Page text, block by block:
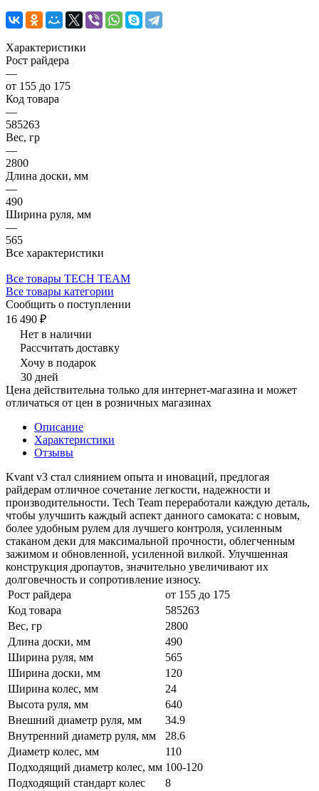
Характеристики
Рост райдера
—
от 155 до 175
Код товара
—
585263
Вес, гр
—
2800
Длина доски, мм
—
490
Ширина руля, мм
—
565
Все характеристики
Все товары TECH TEAM
Все товары категории
Сообщить о поступлении
16 490 ₽
Нет в наличии
Рассчитать доставку
Хочу в подарок
30 дней
Цена действительна только для интернет-магазина и может
отличаться от цен в розничных магазинах
Описание
Характеристики
Отзывы
Kvant v3 стал слиянием опыта и иноваций, предлогая
райдерам отличное сочетание легкости, надежности и
производительности. Tech Team переработали каждую деталь,
чтобы улучшить каждый аспект данного самоката: с новым,
более удобным рулем для лучшего контроля, усиленным
стаканом деки для максимальной прочности, облегченным
зажимом и обновленной, усиленной вилкой. Улучшенная
конструкция дропаутов, значительно увеличивают их
долговечность и сопротивление износу.
Рост райдера
от 155 до 175
Код товара
585263
Вес, гр
2800
Длина доски, мм
490
Ширина руля, мм
565
Ширина доски, мм
120
Ширина колес, мм
24
Высота руля, мм
640
Внешний диаметр руля, мм
34.9
Внутренний диаметр руля, мм
28.6
Диаметр колес, мм
110
Подходящий диаметр колес, мм 100-120
Подходящий стандарт колес
8